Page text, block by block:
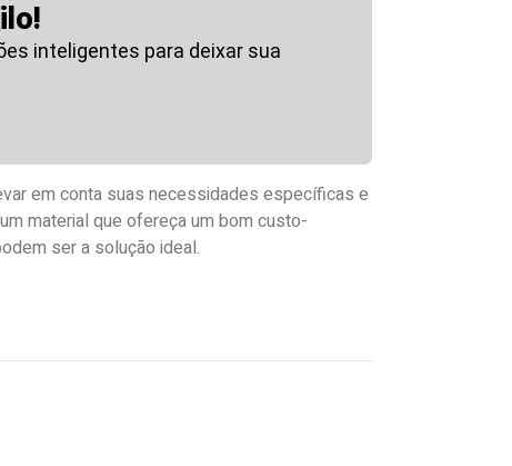
inteligentes para deixar sua
em conta suas necessidades específicas e
material que ofereça um bom custo-
ser a solução ideal.